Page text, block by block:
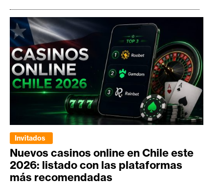
Invitados
Nuevos casinos online en Chile este
2026: listado con las plataformas
más recomendadas